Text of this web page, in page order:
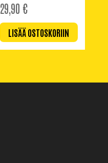
29,90 €
LISÄÄ OSTOSKORIIN